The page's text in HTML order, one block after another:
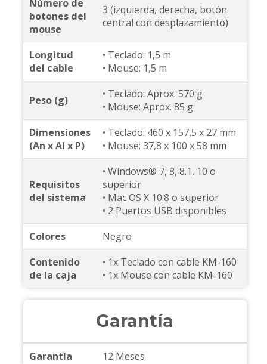
Número de
botones del
mouse
3 (izquierda, derecha, botón
central con desplazamiento)
Longitud
del cable
• Teclado: 1,5 m
• Mouse: 1,5 m
Peso (g)
• Teclado: Aprox. 570 g
• Mouse: Aprox. 85 g
Dimensiones
(An x Al x P)
• Teclado: 460 x 157,5 x 27 mm
• Mouse: 37,8 x 100 x 58 mm
Requisitos
del sistema
• Windows® 7, 8, 8.1, 10 o
superior
• Mac OS X 10.8 o superior
• 2 Puertos USB disponibles
Colores
Negro
Contenido
de la caja
• 1x Teclado con cable KM-160
• 1x Mouse con cable KM-160
Garantía
Garantía 12 Meses